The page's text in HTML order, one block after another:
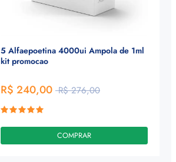
5 Alfaepoetina 4000ui Ampola de 1ml
kit promocao
R$ 240,00 R$ 276,00
COMPRAR